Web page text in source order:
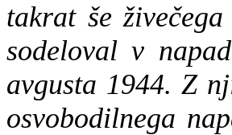
takrat še
sodeloval v
avgusta 1944. Z
osvobodilnega